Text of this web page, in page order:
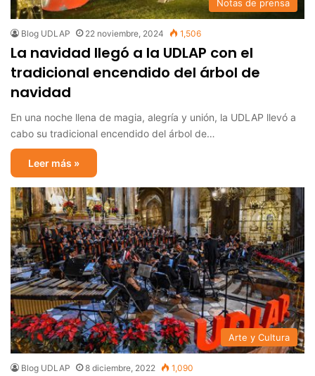
Notas de prensa
Blog UDLAP 22 noviembre, 2024 1,506
La navidad llegó a la UDLAP con el
tradicional encendido del árbol de
navidad
En una noche llena de magia, alegría y unión, la UDLAP llevó a
cabo su tradicional encendido del árbol de…
Leer más »
Arte y Cultura
Blog UDLAP 8 diciembre, 2022 1,090